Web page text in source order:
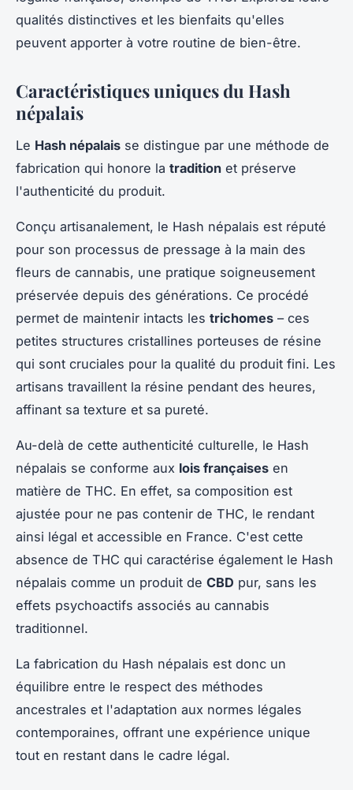
qualités distinctives et les bienfaits qu'elles
peuvent apporter à votre routine de bien-être.
Caractéristiques uniques du Hash
népalais
Le Hash népalais se distingue par une méthode de
fabrication qui honore la tradition et préserve
l'authenticité du produit.
Conçu artisanalement, le Hash népalais est réputé
pour son processus de pressage à la main des
fleurs de cannabis, une pratique soigneusement
préservée depuis des générations. Ce procédé
permet de maintenir intacts les trichomes – ces
petites structures cristallines porteuses de résine
qui sont cruciales pour la qualité du produit fini. Les
artisans travaillent la résine pendant des heures,
affinant sa texture et sa pureté.
Au-delà de cette authenticité culturelle, le Hash
népalais se conforme aux lois françaises en
matière de THC. En effet, sa composition est
ajustée pour ne pas contenir de THC, le rendant
ainsi légal et accessible en France. C'est cette
absence de THC qui caractérise également le Hash
népalais comme un produit de CBD pur, sans les
effets psychoactifs associés au cannabis
traditionnel.
La fabrication du Hash népalais est donc un
équilibre entre le respect des méthodes
ancestrales et l'adaptation aux normes légales
contemporaines, offrant une expérience unique
tout en restant dans le cadre légal.